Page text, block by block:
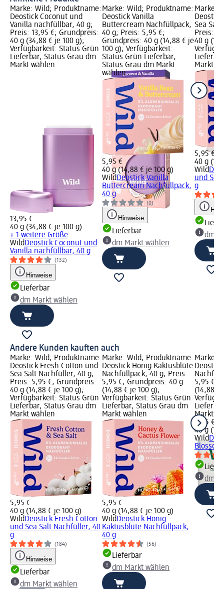
Marke: Wild; Produktname:
Deostick Coconut und
Vanilla nachfüllbar, 40 g;
Preis: 13,95 €; Grundpreis:
40 g (34,88 € je 100 g);
Verfügbarkeit: Status Grün
Lieferbar, Status Grau dm
Markt wählen
13,95 €
40 g (34,88 € je 100 g)
+ 1 weitere Größe
WildDeostick Coconut und
Vanilla nachfüllbar, 40 g
(132)
Hinweise
Lieferbar
dm Markt wählen
Marke: Wild; Produktname:
Deostick Vanilla
Buttercream Nachfüllpack,
40 g; Preis: 5,95 €;
Grundpreis: 40 g (14,88 € je
100 g); Verfügbarkeit:
Status Grün Lieferbar,
Status Grau dm Markt
wählen
5,95 €
40 g (14,88 € je 100 g)
WildDeostick Vanilla
Buttercream Nachfüllpack,
40 g
(0)
Hinweise
Lieferbar
dm Markt wählen
Marke:
Sea
Preis:
40 g
Markt
5,95 €
40 g
Wild
und
g
dm
Andere Kunden kauften auch
Marke: Wild; Produktname:
Deostick Fresh Cotton und
Sea Salt Nachfüller, 40 g;
Preis: 5,95 €; Grundpreis:
40 g (14,88 € je 100 g);
Verfügbarkeit: Status Grün
Lieferbar, Status Grau dm
Markt wählen
5,95 €
40 g (14,88 € je 100 g)
WildDeostick Fresh Cotton
und Sea Salt Nachfüller, 40
g
(184)
Hinweise
Lieferbar
dm Markt wählen
Marke: Wild; Produktname:
Deostick Honig Kaktusblüte
Nachfüllpack, 40 g; Preis:
5,95 €; Grundpreis: 40 g
(14,88 € je 100 g);
Verfügbarkeit: Status Grün
Lieferbar, Status Grau dm
Markt wählen
5,95 €
40 g (14,88 € je 100 g)
WildDeostick Honig
Kaktusblüte Nachfüllpack,
40 g
(56)
Lieferbar
dm Markt wählen
Marke:
5,95 €;
(14,88 €
Markt
5,95 €
40 g
Wild
dm